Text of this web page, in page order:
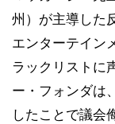
州）が主導した
エンターテイン
ラックリストに
ー・フォンダは
したことで議会